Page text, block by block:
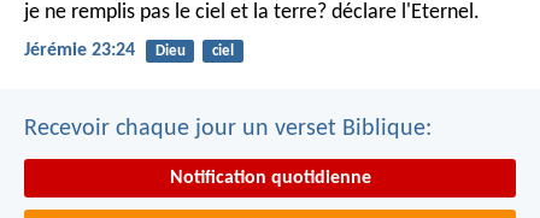
je ne remplis pas le ciel et la terre? déclare l'Eternel.
Jérémie 23:24 Dieu ciel
Recevoir chaque jour un verset Biblique:
Notification quotidienne